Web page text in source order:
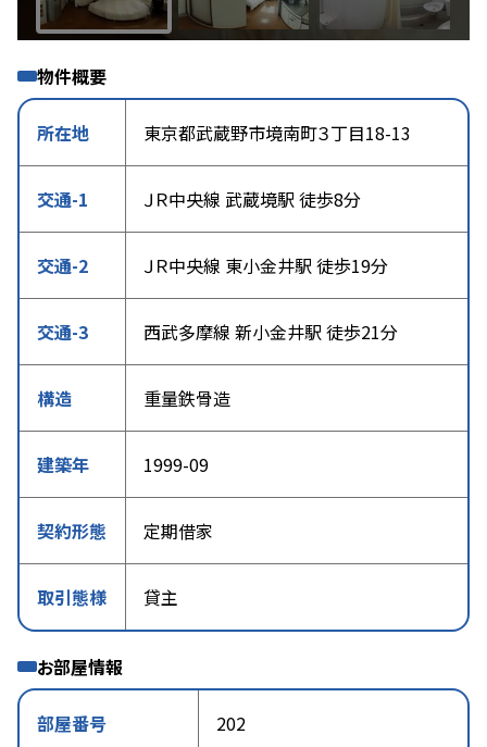
物件概要
所在地 東京都武蔵野市境南町３丁目18-13
交通-1 ＪＲ中央線 武蔵境駅 徒歩8分
交通-2 ＪＲ中央線 東小金井駅 徒歩19分
交通-3 西武多摩線 新小金井駅 徒歩21分
構造 重量鉄骨造
建築年 1999-09
契約形態 定期借家
取引態様 貸主
お部屋情報
部屋番号 202